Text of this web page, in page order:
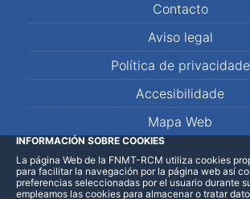
Contacto
Aviso legal
Política de privacidade
Accesibilidade
Mapa Web
LinkedInFacebookWhatsApp
INFORMACIÓN SOBRE COOKIES
La página Web de la FNMT-RCM utiliza cookies
para facilitar la navegación por la página web así
preferencias seleccionadas por el usuario durante
empleamos las cookies para almacenar o tratar